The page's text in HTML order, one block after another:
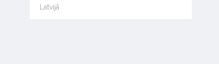
Latvijā